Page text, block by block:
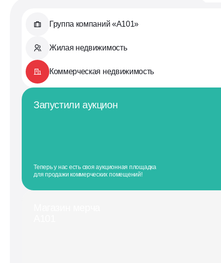
Группа компаний «А101»
Жилая недвижимость
Коммерческая недвижимость
Запустили аукцион
Теперь у нас есть своя аукционная площадка
для продажи коммерческих помещений!